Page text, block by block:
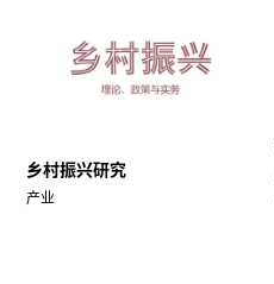
乡村振兴研究
产业